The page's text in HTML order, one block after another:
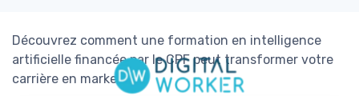
Découvrez comment une formation en intelligence
artificielle financée par le CPF peut transformer votre
carrière en marketing.